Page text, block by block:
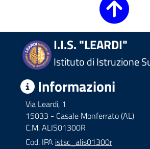
I.I.S. "LEARDI"
Istituto di Istruzione
Informazioni
Via Leardi, 1
15033 - Casale Monferrato (AL)
C.M. ALIS01300R
Cod. IPA istsc_alis01300r